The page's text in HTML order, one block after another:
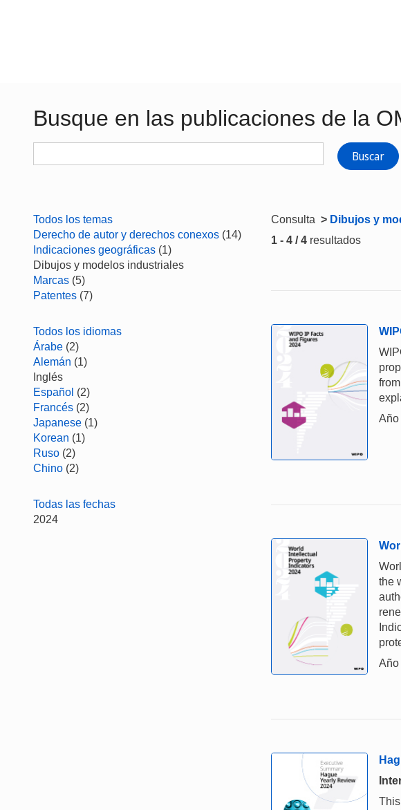
Busque en las publicaciones de la
Buscar
Todos los temas
Derecho de autor y derechos conexos (14)
Indicaciones geográficas (1)
Dibujos y modelos industriales
Marcas (5)
Patentes (7)
Todos los idiomas
Árabe (2)
Alemán (1)
Inglés
Español (2)
Francés (2)
Japanese (1)
Korean (1)
Ruso (2)
Chino (2)
Todas las fechas
2024
Consulta > Dibujos y
1 - 4 / 4 resultados
Año
the
Año